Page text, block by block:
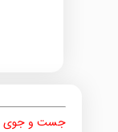
جست و جوی